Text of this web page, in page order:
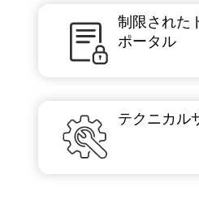
制限された
ポータル
テクニカル